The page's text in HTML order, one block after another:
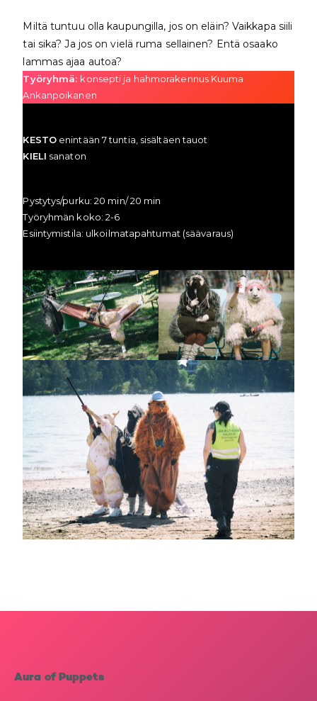
Miltä tuntuu olla kaupungilla, jos on eläin? Vaikkapa siili
tai sika? Ja jos on vielä ruma sellainen? Entä osaako
lammas ajaa autoa?
Työryhmä: konsepti ja hahmorakennus Kuuma
Ankanpoikanen
KESTOenintään 7 tuntia, sisältäen tauot
KIELI sanaton
Pystytys/purku: 20 min/ 20 min
Työryhmän koko: 2-6
Esiintymistila: ulkoilmatapahtumat (säävaraus)
Aura of Puppets